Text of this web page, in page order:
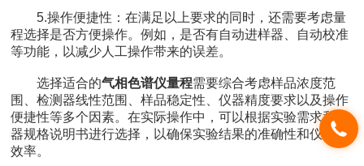
5.操作便捷性：在满足以上要求的同时，还需要考虑量
程选择是否方便操作。例如，是否有自动进样器、自动校准
等功能，以减少人工操作带来的误差。
选择适合的气相色谱仪量程需要综合考虑样品浓度范
围、检测器线性范围、样品稳定性、仪器精度要求以及操作
便捷性等多个因素。在实际操作中，可以根据实验需求和仪
器规格说明书进行选择，以确保实验结果的准确性和仪器的
效率。